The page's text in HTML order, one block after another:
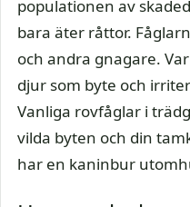
populationen av
bara äter råttor.
och andra gnagare.
djur som byte och
Vanliga rovfåglar i
vilda byten och din
har en kaninbur